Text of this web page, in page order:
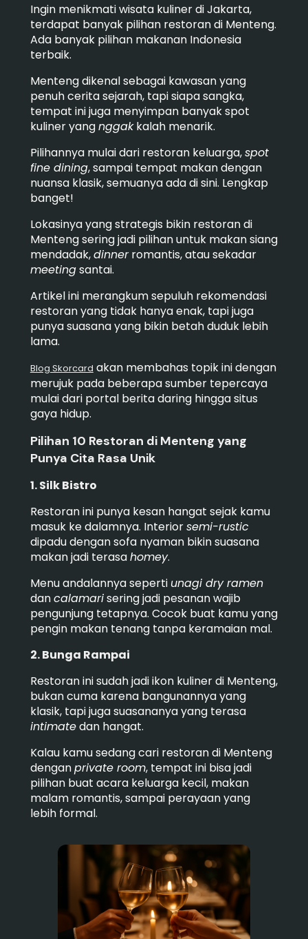
Ingin menikmati wisata kuliner di Jakarta,
terdapat banyak pilihan restoran di Menteng.
Ada banyak pilihan makanan Indonesia
terbaik.
Menteng dikenal sebagai kawasan yang
penuh cerita sejarah, tapi siapa sangka,
tempat ini juga menyimpan banyak spot
kuliner yangnggakkalah menarik.
Pilihannya mulai dari restoran keluarga,spot
fine dining, sampai tempat makan dengan
nuansa klasik, semuanya ada di sini. Lengkap
banget!
Lokasinya yang strategis bikin restoran di
Menteng sering jadi pilihan untuk makan siang
mendadak,dinnerromantis, atau sekadar
meetingsantai.
Artikel ini merangkum sepuluh rekomendasi
restoran yang tidak hanya enak, tapi juga
punya suasana yang bikin betah duduk lebih
lama.
Blog Skorcard akan membahas topik ini dengan
merujuk pada beberapa sumber tepercaya
mulai dari portal berita daring hingga situs
gaya hidup.
Pilihan 10 Restoran di Menteng yang
Punya Cita Rasa Unik
1. Silk Bistro
Restoran ini punya kesan hangat sejak kamu
masuk ke dalamnya. Interiorsemi-rustic
dipadu dengan sofa nyaman bikin suasana
makan jadi terasahomey.
Menu andalannya seperti unagi dry ramen
dancalamarisering jadi pesanan wajib
pengunjung tetapnya. Cocok buat kamu yang
pengin makan tenang tanpa keramaian mal.
2. Bunga Rampai
Restoran ini sudah jadi ikon kuliner di Menteng,
bukan cuma karena bangunannya yang
klasik, tapi juga suasananya yang terasa
intimatedan hangat.
Kalau kamu sedang cari restoran di Menteng
denganprivate room, tempat ini bisa jadi
pilihan buat acara keluarga kecil, makan
malam romantis, sampai perayaan yang
lebih formal.